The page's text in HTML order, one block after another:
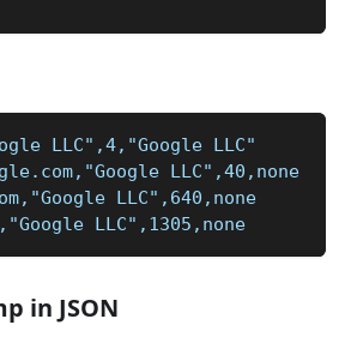
LLC",4,"Google LLC"
LLC",40,none
LLC",640,none
LLC",1305,none
in JSON